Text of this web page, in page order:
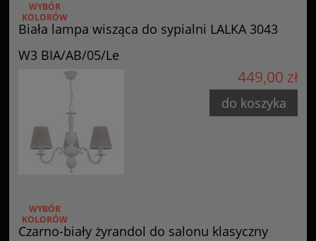
Biała lampa wisząca do sypialni LALKA 3043
W3 BIA/AB/05/Le
WYBÓR
KOLORÓW
449,00 zł
do koszyka
Czarno-biały żyrandol do salonu klasyczny
WYBÓR
KOLORÓW